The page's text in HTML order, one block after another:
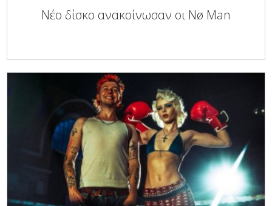
Νέο δίσκο ανακοίνωσαν οι Nø Man